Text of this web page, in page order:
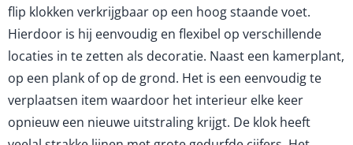
flip klokken verkrijgbaar op een hoog staande voet.
Hierdoor is hij eenvoudig en flexibel op verschillende
locaties in te zetten als decoratie. Naast een kamerplant,
op een plank of op de grond. Het is een eenvoudig te
verplaatsen item waardoor het interieur elke keer
opnieuw een nieuwe uitstraling krijgt. De klok heeft